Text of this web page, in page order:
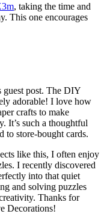
, taking the time and
This one encourages
post. The DIY
adorable! I love how
crafts to make
It’s such a thoughtful
to store-bought cards.
like this, I often enjoy
I recently discovered
into that quiet
and solving puzzles
Thanks for
Decorations!